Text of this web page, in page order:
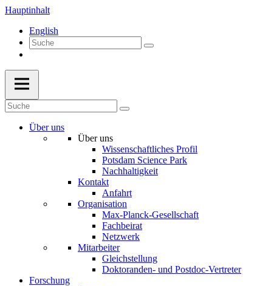
Hauptinhalt
English
Über uns
Über uns
Wissenschaftliches Profil
Potsdam Science Park
Nachhaltigkeit
Kontakt
Anfahrt
Organisation
Max-Planck-Gesellschaft
Fachbeirat
Netzwerk
Mitarbeiter
Gleichstellung
Doktoranden- und Postdoc-Vertreter
Forschung